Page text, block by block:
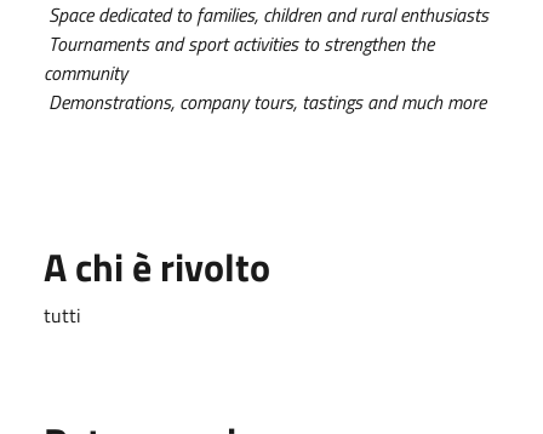
Space dedicated to families, children and rural enthusiasts
Tournaments and sport activities to strengthen the
community
Demonstrations, company tours, tastings and much more
A chi è rivolto
tutti